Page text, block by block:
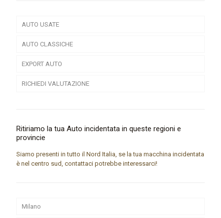
AUTO USATE
AUTO CLASSICHE
EXPORT AUTO
RICHIEDI VALUTAZIONE
Ritiriamo la tua Auto incidentata in queste regioni e
provincie
Siamo presenti in tutto il Nord Italia, se la tua macchina incidentata
è nel centro sud, contattaci potrebbe interessarci!
Milano